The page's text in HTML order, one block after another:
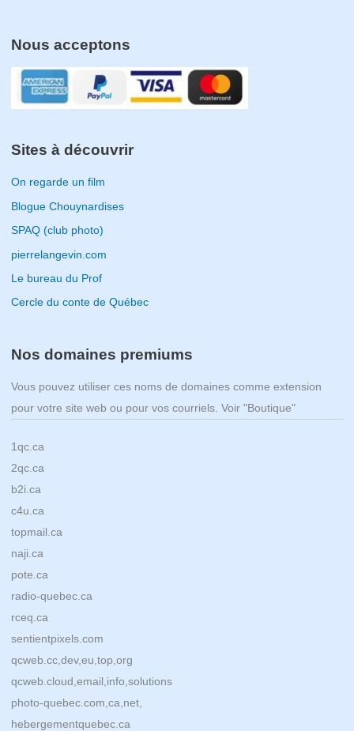
Nous acceptons
Sites à découvrir
On regarde un film
Blogue Chouynardises
SPAQ (club photo)
pierrelangevin.com
Le bureau du Prof
Cercle du conte de Québec
Nos domaines premiums
Vous pouvez utiliser ces noms de domaines comme extension
pour votre site web ou pour vos courriels. Voir "Boutique"
1qc.ca
2qc.ca
b2i.ca
c4u.ca
topmail.ca
naji.ca
pote.ca
radio-quebec.ca
rceq.ca
sentientpixels.com
qcweb.cc,dev,eu,top,org
qcweb.cloud,email,info,solutions
photo-quebec.com,ca,net,
hebergementquebec.ca